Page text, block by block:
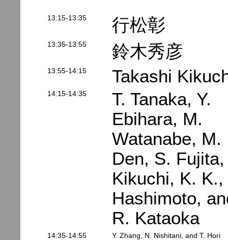
13:15-13:35 行松彰
13:35-13:55 鈴木秀彦
13:55-14:15 Takashi
14:15-14:35
T. Tanaka, Y.
Ebihara, M.
Watanabe, M.
Den, S. Fujita,
Kikuchi, K. K.,
Hashimoto,
R. Kataoka
14:35-14:55 Y. Zhang, N. Nishitani, and T. Hori